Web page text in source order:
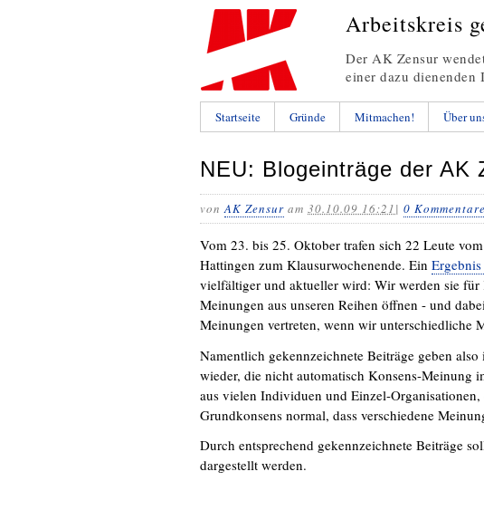
Arbeitskreis
Der AK Zensur
einer dazu dienenden
Startseite Gründe Mitmachen! Über
NEU: Blogeinträge der AK
vonAK Zensur am 30.10.09 16:21| 0 Kommentare
Vom 23. bis 25. Oktober trafen sich 22 Leute
Hattingen zum Klausurwochenende. Ein
vielfältiger und aktueller wird: Wir werden sie
Meinungen aus unseren Reihen öffnen - und
Meinungen vertreten, wenn wir unterschiedliche
Namentlich gekennzeichnete Beiträge geben
wieder, die nicht automatisch Konsens-Meinung
aus vielen Individuen und Einzel-Organisationen,
Grundkonsens normal, dass verschiedene
Durch entsprechend gekennzeichnete Beiträge
dargestellt werden.